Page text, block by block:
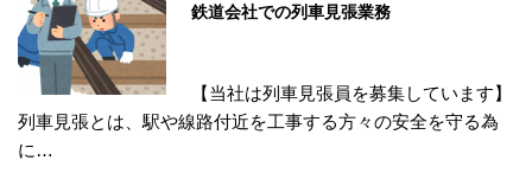
鉄道会社での列車見張業務
【当社は列車見張員を募集しています】
列車見張とは、駅や線路付近を工事する方々の安全を守る為
に…